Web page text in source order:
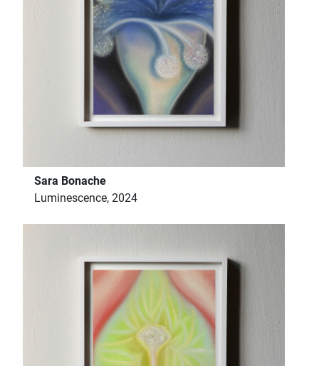
Sara Bonache
Luminescence, 2024